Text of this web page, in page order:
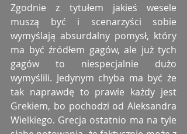
Zgodnie z tytułem jakieś wesele
muszą być i scenarzyści sobie
wymyślają absurdalny pomysł, który
ma być źródłem gagów, ale już tych
gagów to niespecjalnie dużo
wymyślili. Jedynym chyba ma być że
tak naprawdę to prawie każdy jest
Grekiem, bo pochodzi od Aleksandra
Wielkiego. Grecja ostatnio ma na tyle